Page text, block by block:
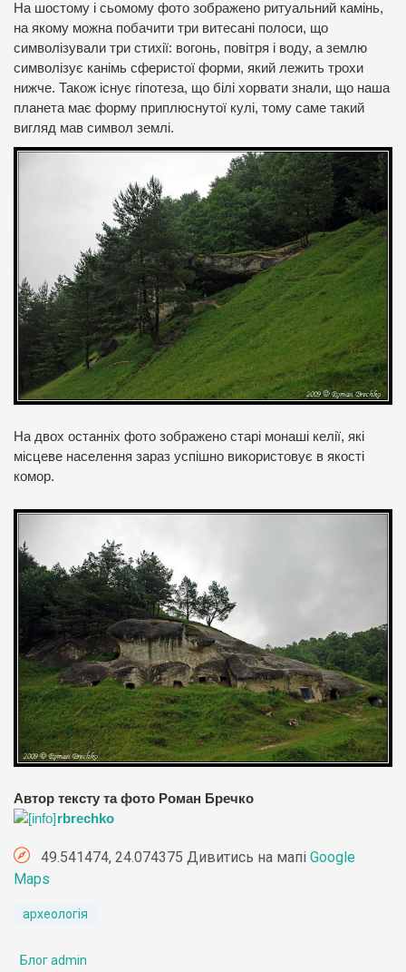
На шостому і сьомому фото зображено ритуальний камінь,
на якому можна побачити три витесані полоси, що
символізували три стихії: вогонь, повітря і воду, а землю
символізує канімь сферистої форми, який лежить трохи
нижче. Також існує гіпотеза, що білі хорвати знали, що наша
планета має форму приплюснутої кулі, тому саме такий
вигляд мав символ землі.
На двох останніх фото зображено старі монаші келії, які
місцеве населення зараз успішно використовує в якості
комор.
Автор тексту та фото Роман Бречко
rbrechko
49.541474, 24.074375 Дивитись на мапі Google
Maps
археологія
Блог admin